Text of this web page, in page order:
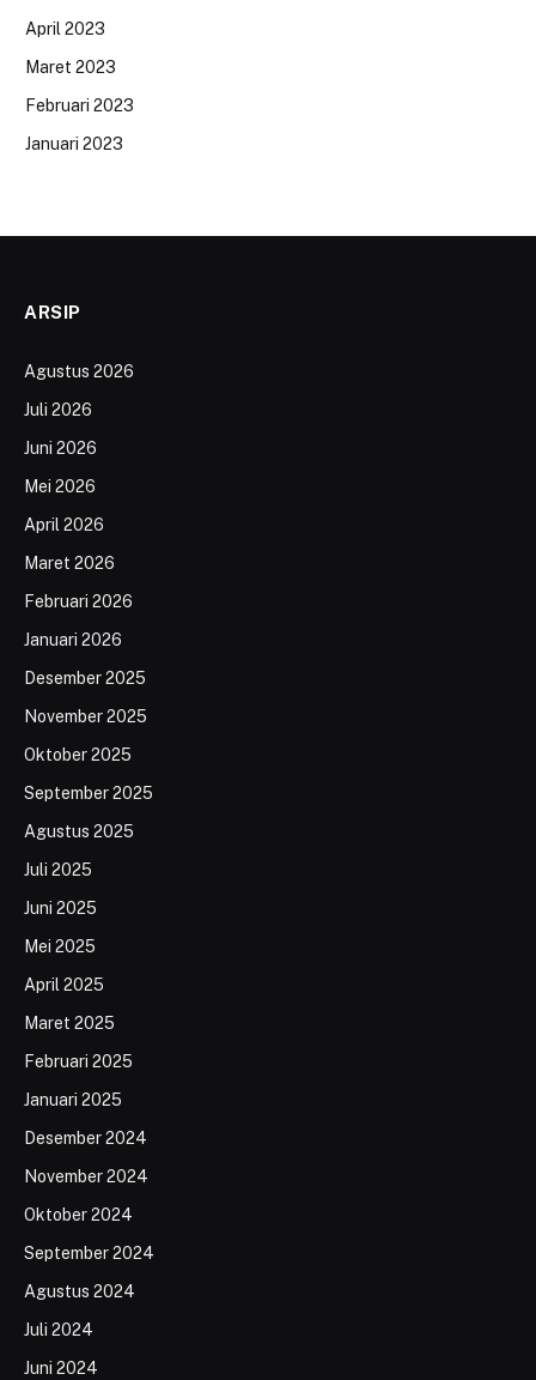
April 2023
Maret 2023
Februari 2023
Januari 2023
ARSIP
Agustus 2026
Juli 2026
Juni 2026
Mei 2026
April 2026
Maret 2026
Februari 2026
Januari 2026
Desember 2025
November 2025
Oktober 2025
September 2025
Agustus 2025
Juli 2025
Juni 2025
Mei 2025
April 2025
Maret 2025
Februari 2025
Januari 2025
Desember 2024
November 2024
Oktober 2024
September 2024
Agustus 2024
Juli 2024
Juni 2024